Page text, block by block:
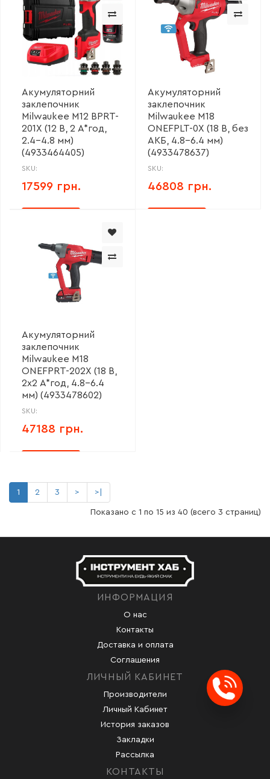
Акумуляторний
заклепочник
Milwaukee M12 BPRT-
201X (12 В, 2 А*год,
2.4-4.8 мм)
(4933464405)
SKU:
17599 грн.
Акумуляторний
заклепочник
Milwaukee M18
ONEFPLT-0X (18 В, без
АКБ, 4.8-6.4 мм)
(4933478637)
SKU:
46808 грн.
Акумуляторний
заклепочник
Milwaukee M18
ONEFPRT-202X (18 В,
2х2 А*год, 4.8-6.4
мм) (4933478602)
SKU:
47188 грн.
1 2 3 > >|
Показано с 1 по 15 из 40 (всего 3 страниц)
ИНФОРМАЦИЯ
О нас
Контакты
Доставка и оплата
Соглашения
ЛИЧНЫЙ КАБИНЕТ
Производители
Личный Кабинет
История заказов
Закладки
Рассылка
КОНТАКТЫ